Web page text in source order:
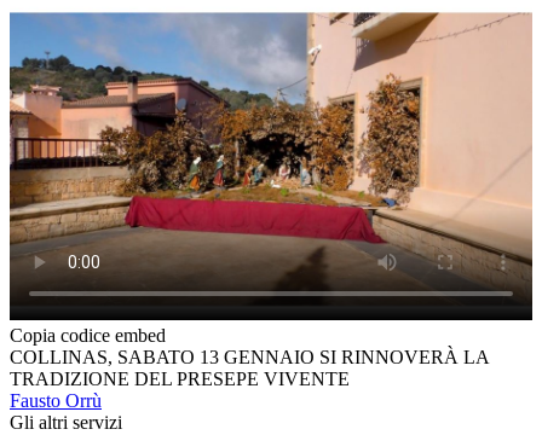
Copia codice embed
COLLINAS, SABATO 13 GENNAIO SI RINNOVERÀ LA
TRADIZIONE DEL PRESEPE VIVENTE
Fausto Orrù
Gli altri servizi